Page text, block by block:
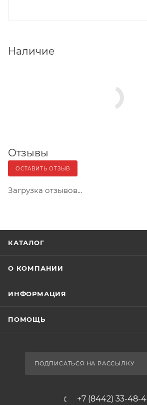
Наличие
Отзывы
ОСТАВИТЬ ОТЗЫВ
Загрузка отзывов...
КАТАЛОГ
О КОМПАНИИ
ИНФОРМАЦИЯ
ПОМОЩЬ
ПОДПИСАТЬСЯ НА РАССЫЛКУ
+7 (8442) 33-48-